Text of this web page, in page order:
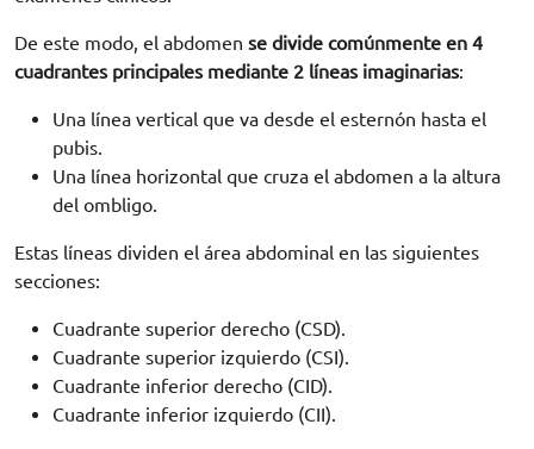
De este modo, el abdomen se divide comúnmente en 4
cuadrantes principales mediante 2 líneas imaginarias:
Una línea vertical que va desde el esternón hasta el
pubis.
Una línea horizontal que cruza el abdomen a la altura
del ombligo.
Estas líneas dividen el área abdominal en las siguientes
secciones:
Cuadrante superior derecho (CSD).
Cuadrante superior izquierdo (CSI).
Cuadrante inferior derecho (CID).
Cuadrante inferior izquierdo (CII).